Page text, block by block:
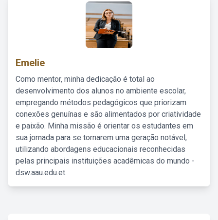
Emelie
Como mentor, minha dedicação é total ao
desenvolvimento dos alunos no ambiente escolar,
empregando métodos pedagógicos que priorizam
conexões genuínas e são alimentados por criatividade
e paixão. Minha missão é orientar os estudantes em
sua jornada para se tornarem uma geração notável,
utilizando abordagens educacionais reconhecidas
pelas principais instituições acadêmicas do mundo -
dsw.aau.edu.et.